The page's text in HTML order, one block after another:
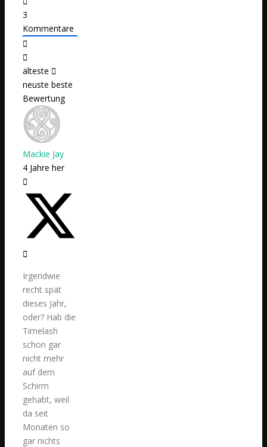
3
Kommentare
älteste
neuste beste
Bewertung
Mackie Jay
4 Jahre her
Irgendwie
recht spät
dieses Jahr,
oder? Hab die
Timelash
schon gar
nicht mehr
auf dem
Schirm
gehabt, weil
da seit
Monaten so
gar nichts